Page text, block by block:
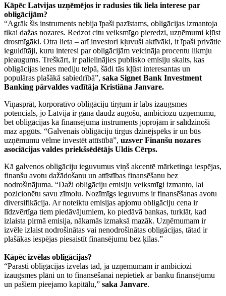
Kāpēc Latvijas uzņēmējos ir radusies tik liela interese par
obligācijām?
“Agrāk šis instruments nebija īpaši pazīstams, obligācijas izmantoja
tikai dažas nozares. Redzot citu veiksmīgo pieredzi, uzņēmumi kļūst
drosmīgāki. Otra lieta – arī investori kļuvuši aktīvāki, it īpaši privātie
ieguldītāji, kuru interesi par obligācijām veicināja procentu likmju
pieaugums. Treškārt, ir palielinājies publisko emisiju skaits, kas
obligācijas ienes mediju telpā, šādi tās kļūst interesantas un
populāras plašākā sabiedrībā”, saka Signet Bank Investment
Banking pārvaldes vadītāja Kristiāna Janvare.
Viņasprāt, korporatīvo obligāciju tirgum ir labs izaugsmes
potenciāls, jo Latvijā ir gana daudz augošu, ambiciozu uzņēmumu,
bet obligācijas kā finansējuma instruments joprojām ir salīdzinoši
maz apgūts. “Galvenais obligāciju tirgus dzinējspēks ir un būs
uzņēmumu vēlme investēt attīstībā”, uzsver Finanšu nozares
asociā­cijas valdes priekšsēdētājs Uldis Cērps.
Kā galvenos obligāciju ieguvumus viņš akcentē mārketinga iespējas,
finanšu avotu dažādošanu un attīstības finansēšanu bez
nodrošinājuma. “Daži obligāciju emisiju veiksmīgi izmanto, lai
pozicionētu savu zīmolu. Nozīmīgs ieguvums ir finansēšanas avotu
diversifikācija. Ar noteiktu emisijas apjomu obligāciju cena ir
līdzvērtīga tiem piedāvājumiem, ko piedāvā bankas, turklāt, kad
izlaista pirmā emisija, nākamās izmaksā mazāk. Uzņēmumam ir
izvēle izlaist nodrošinātas vai nenodrošinātas obligācijas, tātad ir
plašākas iespējas piesaistīt finansējumu bez ķīlas.”
Kāpēc izvēlas obligācijas?
“Parasti obligācijas izvēlas tad, ja uzņēmumam ir ambiciozi
izaugsmes plāni un to finansēšanai nepietiek ar banku finansējumu
un pašiem pieejamo kapitālu,” saka Janvare.